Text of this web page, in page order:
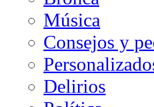
Música
Consejos y
Delirios